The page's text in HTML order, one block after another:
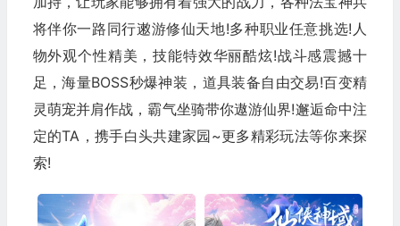
将伴你一路同行遫游修仙天地!多种职业任意挑选!人
物外观个性精美，技能特效华丽酷炫!战斗感震撼十
足，海量BOSS秒爆神装，道具装备自由交易!百变精
灵萌宠并肩作战，霸气坐骑带你遨游仙界!邂逅命中注
定的TA，携手白头共建家园~更多精彩玩法等你来探
索!